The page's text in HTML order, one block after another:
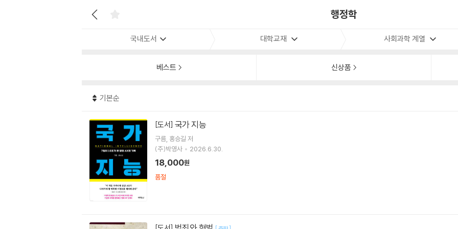
행정학
국내도서 대학교재 사회과학 계열
베스트 신상품
기본순
[도서] 국가 지능
구름 홍승길 저
(주)박영사
2026.6.30.
18,000원
품절